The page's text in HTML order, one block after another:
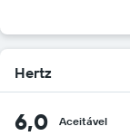
Hertz
6,0 Aceitável